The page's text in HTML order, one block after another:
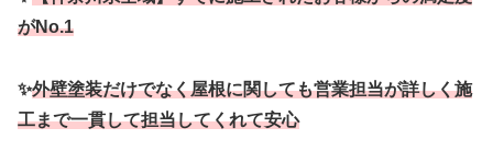
がNo.1
✨外壁塗装だけでなく屋根に関しても営業担当が詳しく施
工まで一貫して担当してくれて安心